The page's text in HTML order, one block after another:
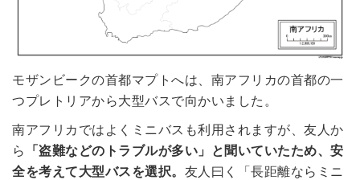
モザンビークの首都マプトへは、南アフリカの首都の一
つプレトリアから大型バスで向かいました。
南アフリカではよくミニバスも利用されますが、友人か
ら
「盗難などのトラブルが多い」と聞いていたため、安
全を考えて大型バスを選択。 友人曰く「長距離ならミニ